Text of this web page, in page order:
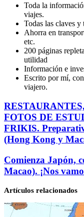
Toda la
viajes.
Todas las claves y
Ahorra en
etc.
200 páginas
utilidad
Información e
Escrito por mí,
viajero.
RESTAURANTES,
JRPASS,
DISCOTECAS,
FOTOS
DE
CRUCERO,
LUGARES
FRIKIS.
Preparativos
del
viaje
FOTOS DE
FRIKIS.
(Hong Kong y
Comienza
Japón,
comienza
(Hong
Kong
Comienza Japón,
Macao). ¡Nos
Artículos relacionados